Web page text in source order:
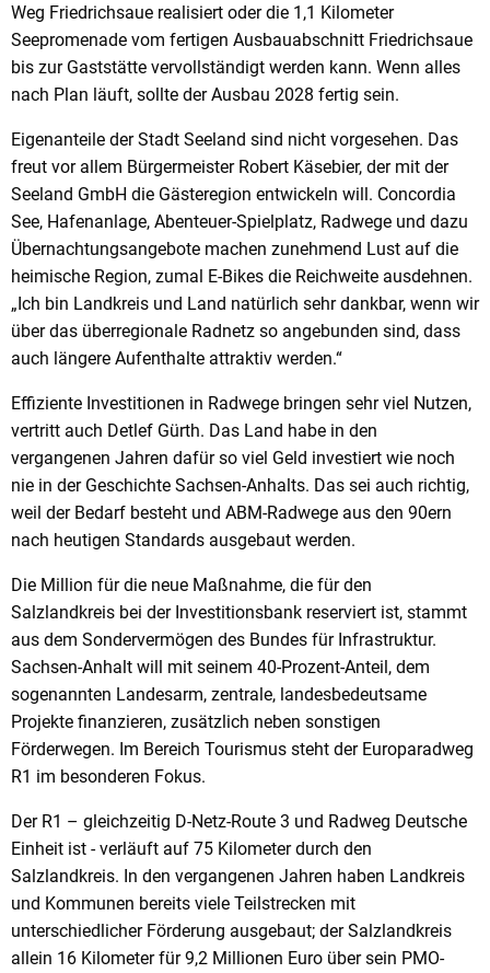
Weg Friedrichsaue realisiert oder die 1,1 Kilometer
Seepromenade vom fertigen Ausbauabschnitt Friedrichsaue
bis zur Gaststätte vervollständigt werden kann. Wenn alles
nach Plan läuft, sollte der Ausbau 2028 fertig sein.
Eigenanteile der Stadt Seeland sind nicht vorgesehen. Das
freut vor allem Bürgermeister Robert Käsebier, der mit der
Seeland GmbH die Gästeregion entwickeln will. Concordia
See, Hafenanlage, Abenteuer-Spielplatz, Radwege und dazu
Übernachtungsangebote machen zunehmend Lust auf die
heimische Region, zumal E-Bikes die Reichweite ausdehnen.
„Ich bin Landkreis und Land natürlich sehr dankbar, wenn wir
über das überregionale Radnetz so angebunden sind, dass
auch längere Aufenthalte attraktiv werden.“
Effiziente Investitionen in Radwege bringen sehr viel Nutzen,
vertritt auch Detlef Gürth. Das Land habe in den
vergangenen Jahren dafür so viel Geld investiert wie noch
nie in der Geschichte Sachsen-Anhalts. Das sei auch richtig,
weil der Bedarf besteht und ABM-Radwege aus den 90ern
nach heutigen Standards ausgebaut werden.
Die Million für die neue Maßnahme, die für den
Salzlandkreis bei der Investitionsbank reserviert ist, stammt
aus dem Sondervermögen des Bundes für Infrastruktur.
Sachsen-Anhalt will mit seinem 40-Prozent-Anteil, dem
sogenannten Landesarm, zentrale, landesbedeutsame
Projekte finanzieren, zusätzlich neben sonstigen
Förderwegen. Im Bereich Tourismus steht der Europaradweg
R1 im besonderen Fokus.
Der R1 – gleichzeitig D-Netz-Route 3 und Radweg Deutsche
Einheit ist - verläuft auf 75 Kilometer durch den
Salzlandkreis. In den vergangenen Jahren haben Landkreis
und Kommunen bereits viele Teilstrecken mit
unterschiedlicher Förderung ausgebaut; der Salzlandkreis
allein 16 Kilometer für 9,2 Millionen Euro über sein PMO-